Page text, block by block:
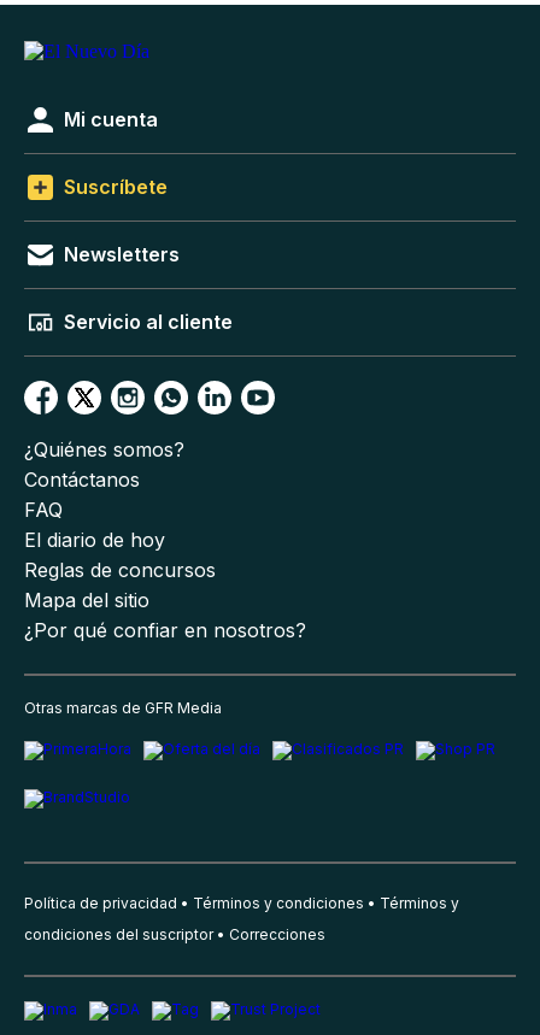
Mi cuenta
Suscríbete
Newsletters
Servicio al cliente
¿Quiénes somos?
Contáctanos
FAQ
El diario de hoy
Reglas de concursos
Mapa del sitio
¿Por qué confiar en nosotros?
Otras marcas de GFR Media
Política de privacidad Términos y condiciones
Términos y
condiciones del suscriptor
Correcciones